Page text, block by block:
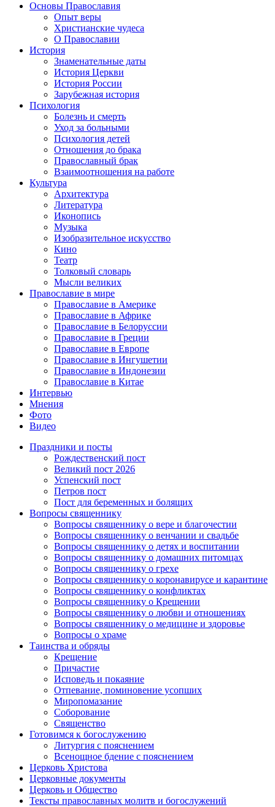
Основы Православия
Опыт веры
Христианские чудеса
О Православии
История
Знаменательные даты
История Церкви
История России
Зарубежная история
Психология
Болезнь и смерть
Уход за больными
Психология детей
Отношения до брака
Православный брак
Взаимоотношения на работе
Культура
Архитектура
Литература
Иконопись
Музыка
Изобразительное искусство
Кино
Театр
Толковый словарь
Мысли великих
Православие в мире
Православие в Америке
Православие в Африке
Православие в Белоруссии
Православие в Греции
Православие в Европе
Православие в Ингушетии
Православие в Индонезии
Православие в Китае
Интервью
Мнения
Фото
Видео
Праздники и посты
Рождественский пост
Великий пост 2026
Успенский пост
Петров пост
Пост для беременных и болящих
Вопросы священнику
Вопросы священнику о вере и благочестии
Вопросы священнику о венчании и свадьбе
Вопросы священнику о детях и воспитании
Вопросы священнику о домашних питомцах
Вопросы священнику о грехе
Вопросы священнику о коронавирусе и карантине
Вопросы священнику о конфликтах
Вопросы священнику о Крещении
Вопросы священнику о любви и отношениях
Вопросы священнику о медицине и здоровье
Вопросы о храме
Таинства и обряды
Крещение
Причастие
Исповедь и покаяние
Отпевание, поминовение усопших
Миропомазание
Соборование
Священство
Готовимся к богослужению
Литургия с пояснением
Всенощное бдение с пояснением
Церковь Христова
Церковные документы
Церковь и Общество
Тексты православных молитв и богослужений